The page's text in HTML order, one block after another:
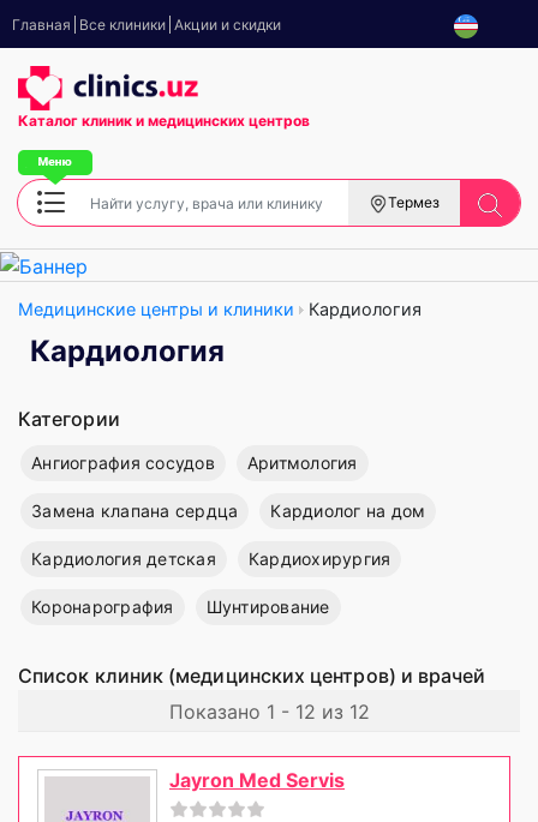
Главная Все клиники Акции и скидки
Каталог клиник и медицинских центров
Термез
Медицинские центры и клиники Кардиология
Кардиология
Категории
Ангиография сосудов Аритмология
Замена клапана сердца Кардиолог на дом
Кардиология детская Кардиохирургия
Коронарография Шунтирование
Список клиник (медицинских центров) и врачей
Показано 1 - 12 из 12
Jayron Med Servis